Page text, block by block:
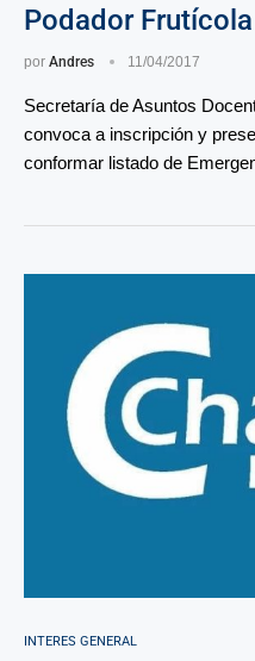
Podador Frutícola
por Andres 11/04/2017
Secretaría de Asuntos
convoca a inscripción y
conformar listado de
INTERES GENERAL